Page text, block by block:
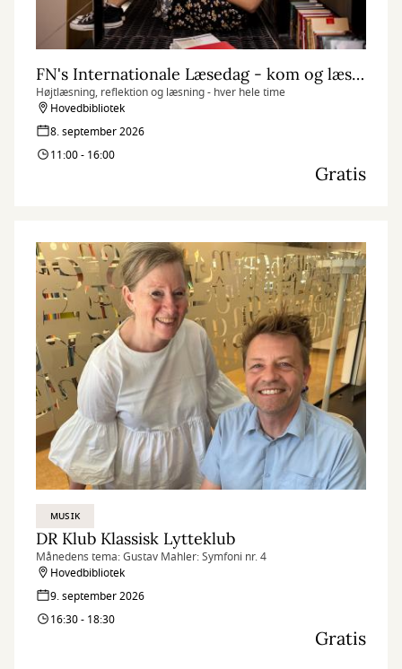
FN's Internationale Læsedag - kom og læs med os
Højtlæsning, reflektion og læsning - hver hele time
Hovedbibliotek
8. september 2026
11:00 - 16:00
Gratis
MUSIK
DR Klub Klassisk Lytteklub
Månedens tema: Gustav Mahler: Symfoni nr. 4
Hovedbibliotek
9. september 2026
16:30 - 18:30
Gratis